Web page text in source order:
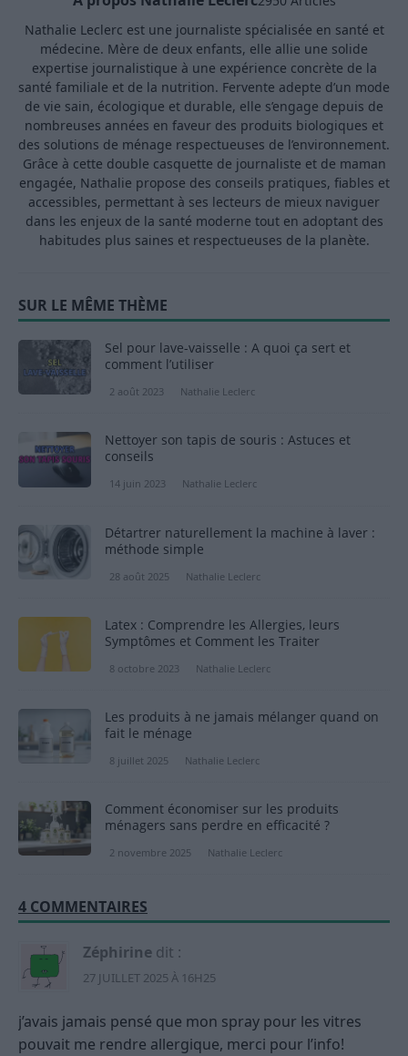
Nathalie Leclerc est une journaliste spécialisée en santé et
médecine. Mère de deux enfants, elle allie une solide
expertise journalistique à une expérience concrète de la
santé familiale et de la nutrition. Fervente adepte d’un mode
de vie sain, écologique et durable, elle s’engage depuis de
nombreuses années en faveur des produits biologiques et
des solutions de ménage respectueuses de l’environnement.
Grâce à cette double casquette de journaliste et de maman
engagée, Nathalie propose des conseils pratiques, fiables et
accessibles, permettant à ses lecteurs de mieux naviguer
dans les enjeux de la santé moderne tout en adoptant des
habitudes plus saines et respectueuses de la planète.
SUR LE MÊME THÈME
Sel pour lave-vaisselle : A quoi ça sert et
comment l’utiliser
2 août 2023 Nathalie Leclerc
Nettoyer son tapis de souris : Astuces et
conseils
14 juin 2023 Nathalie Leclerc
Détartrer naturellement la machine à laver :
méthode simple
28 août 2025 Nathalie Leclerc
Latex : Comprendre les Allergies, leurs
Symptômes et Comment les Traiter
8 octobre 2023 Nathalie Leclerc
Les produits à ne jamais mélanger quand on
fait le ménage
8 juillet 2025 Nathalie Leclerc
Comment économiser sur les produits
ménagers sans perdre en efficacité ?
2 novembre 2025 Nathalie Leclerc
4 COMMENTAIRES
Zéphirine dit :
27 JUILLET 2025 À 16H25
j’avais jamais pensé que mon spray pour les vitres
pouvait me rendre allergique, merci pour l’info!